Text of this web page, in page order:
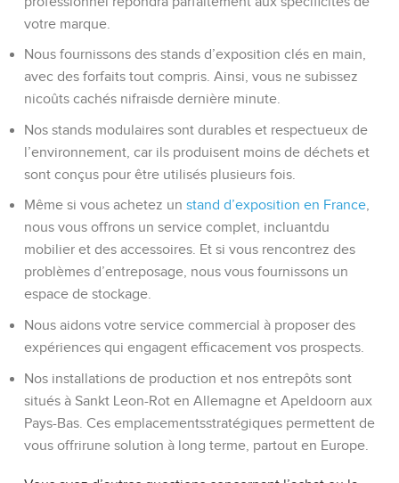
votre marque.
Nous fournissons des stands d’exposition clés en main,
avec des forfaits tout compris. Ainsi, vous ne subissez
nicoûts cachés nifraisde dernière minute.
Nos stands modulaires sont durables et respectueux de
l’environnement, car ils produisent moins de déchets et
sont conçus pour être utilisés plusieurs fois.
Même si vous achetez un stand d’exposition en France,
nous vous offrons un service complet, incluantdu
mobilier et des accessoires. Et si vous rencontrez des
problèmes d’entreposage, nous vous fournissons un
espace de stockage.
Nous aidons votre service commercial à proposer des
expériences qui engagent efficacement vos prospects.
Nos installations de production et nos entrepôts sont
situés à Sankt Leon-Rot en Allemagne et Apeldoorn aux
Pays-Bas. Ces emplacementsstratégiques permettent de
vous offrirune solution à long terme, partout en Europe.